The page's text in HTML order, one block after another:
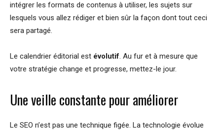
intégrer les formats de contenus à utiliser, les sujets sur
lesquels vous allez rédiger et bien sûr la façon dont tout ceci
sera partagé.
Le calendrier éditorial est évolutif. Au fur et à mesure que
votre stratégie change et progresse, mettez-le jour.
Une veille constante pour améliorer
Le SEO n’est pas une technique figée. La technologie évolue